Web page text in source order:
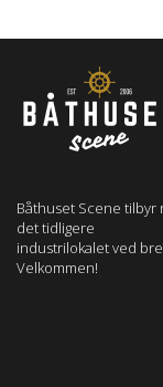
Båthuset Scene tilbyr
det tidligere
industrilokalet ved
Velkommen!